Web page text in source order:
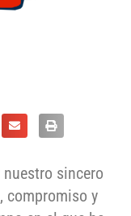
nuestro sincero
compromiso y